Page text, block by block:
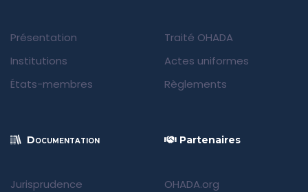
Présentation
Institutions
États-membres
Traité OHADA
Actes uniformes
Règlements
Documentation
Jurisprudence
Partenaires
OHADA.org